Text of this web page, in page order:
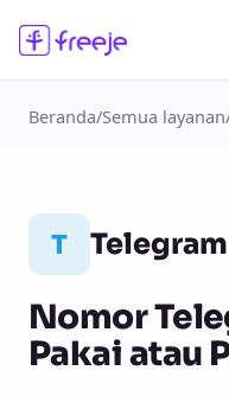
Beranda/Semua layanan
T Telegram
Nomor
Pakai atau